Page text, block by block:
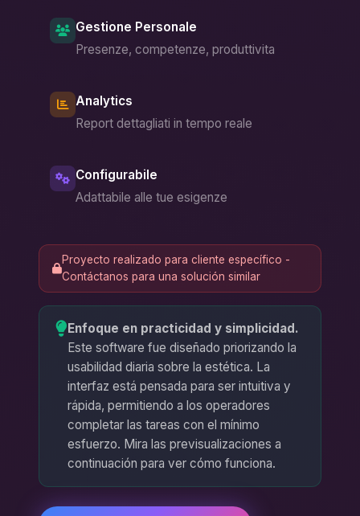
Gestione Personale
Presenze, competenze, produttivita
Analytics
Report dettagliati in tempo reale
Configurabile
Adattabile alle tue esigenze
Proyecto realizado para cliente específico -
Contáctanos para una solución similar
Enfoque en practicidad y simplicidad.
Este software fue diseñado priorizando la
usabilidad diaria sobre la estética. La
interfaz está pensada para ser intuitiva y
rápida, permitiendo a los operadores
completar las tareas con el mínimo
esfuerzo. Mira las previsualizaciones a
continuación para ver cómo funciona.